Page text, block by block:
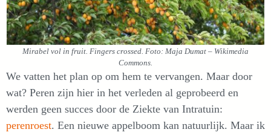
Mirabel vol in fruit. Fingers crossed. Foto: Maja Dumat – Wikimedia
Commons.
We vatten het plan op om hem te vervangen. Maar door
wat? Peren zijn hier in het verleden al geprobeerd en
werden geen succes door de Ziekte van Intratuin:
perenroest. Een nieuwe appelboom kan natuurlijk. Maar ik